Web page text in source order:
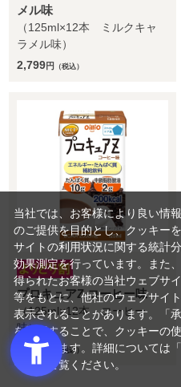
メル味
（125ml×12本 ミルクキャ
ラメル味）
2,799円 （税込）
プロキュアZ コーヒー味
（125ml×12本 コーヒー
味）
2,799円 （税込）
当社では、お客様により良い情
のご提供を目的とし、クッキー
サイトの利用状況に関する統計
効果測定を行っています。また
得られたお客様の当社ウェブサ
等をもとに、他社のウェブサイ
表示されることがあります。「
を押下することで、クッキーの
みなされます。詳細については「
ー
」をご覧ください。